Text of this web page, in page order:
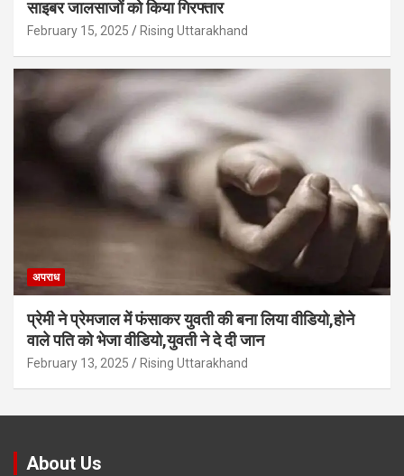
साइबर जालसाजों को किया गिरफ्तार
February 15, 2025 Rising Uttarakhand
अपराध
प्रेमी ने प्रेमजाल में फंसाकर युवती की बना लिया वीडियो,होने
वाले पत‍ि को भेजा वीड‍ियो,युवती ने दे दी जान
February 13, 2025 Rising Uttarakhand
About Us